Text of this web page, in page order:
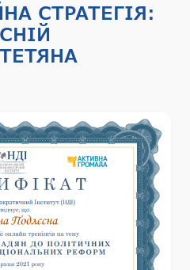
СТРАТЕГІЯ: